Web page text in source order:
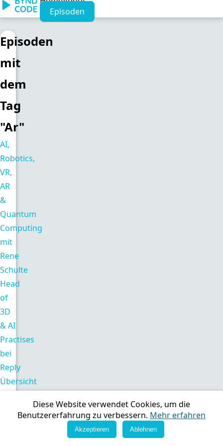
Episoden
Episoden
mit
dem
Tag
"Ar"
AI,
Robotics,
VR,
AR
&
Quantum
Computing
mit
Rene
Schulte
Head
of
3D
& AI
Practises
bei
Reply
Übersicht
Copyright © 2026. All rights reserved.Impressum|Datenschutz
Diese Website verwendet Cookies, um die
Benutzererfahrung zu verbessern. Mehr erfahren
Akzeptieren Ablehnen